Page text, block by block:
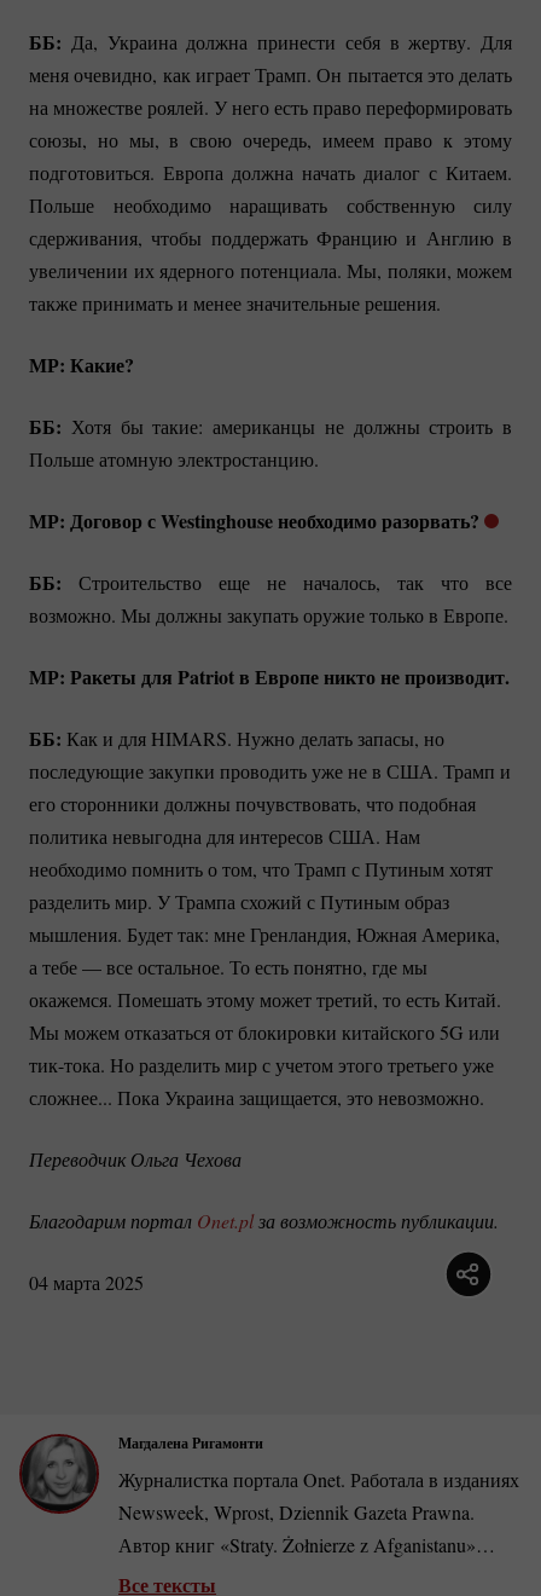
ББ: Да, Украина должна принести себя в жертву. Для
меня очевидно, как играет Трамп. Он пытается это делать
на множестве роялей. У него есть право переформировать
союзы, но мы, в свою очередь, имеем право к этому
подготовиться. Европа должна начать диалог с Китаем.
Польше необходимо наращивать собственную силу
сдерживания, чтобы поддержать Францию и Англию в
увеличении их ядерного потенциала. Мы, поляки, можем
также принимать и менее значительные решения.
МР: Какие?
ББ: Хотя бы такие: американцы не должны строить в
Польше атомную электростанцию.
МР: Договор с Westinghouse необходимо разорвать?
ББ: Строительство еще не началось, так что все
возможно. Мы должны закупать оружие только в Европе.
МР: Ракеты для Patriot в Европе никто не производит.
ББ: Как и для HIMARS. Нужно делать запасы, но
последующие закупки проводить уже не в США. Трамп и
его сторонники должны почувствовать, что подобная
политика невыгодна для интересов США. Нам
необходимо помнить о том, что Трамп с Путиным хотят
разделить мир. У Трампа схожий с Путиным образ
мышления. Будет так: мне Гренландия, Южная Америка,
а тебе — все остальное. То есть понятно, где мы
окажемся. Помешать этому может третий, то есть Китай.
Мы можем отказаться от блокировки китайского 5G или
тик-тока. Но разделить мир с учетом этого третьего уже
сложнее... Пока Украина защищается, это невозможно.
Переводчик Ольга Чехова
Благодарим портал Onet.pl за возможность публикации.
04 марта 2025
Магдалена Ригамонти
Журналистка портала Onet. Работала в изданиях
Newsweek, Wprost, Dziennik Gazeta Prawna.
Автор книг «Straty. Żołnierze z Afganistanu»
(«Потери. Солдаты из Афганистана»),
Все тексты